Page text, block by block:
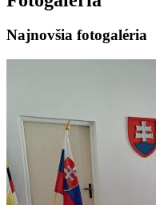
Najnovšia fotogaléria